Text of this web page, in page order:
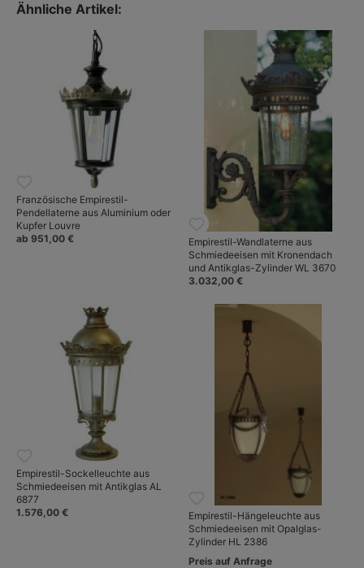
Innenleuchten, Sie finden diese Leuchten unter
Casa Lumi: Robers-Leuchten – Exklusive Manufaktur-
Wohnraumleuchten Made in Germany
Ähnliche Artikel:
Französische Empirestil-
Pendellaterne aus Aluminium oder
Kupfer Louvre
ab 951,00 €
Empirestil-Wandlaterne aus
Schmiedeeisen mit Kronendach
und Antikglas-Zylinder WL 3670
3.032,00 €
Empirestil-Sockelleuchte aus
Schmiedeeisen mit Antikglas AL
6877
1.576,00 €
Empirestil-Hängeleuchte aus
Schmiedeeisen mit Opalglas-
Zylinder HL 2386
Preis auf Anfrage